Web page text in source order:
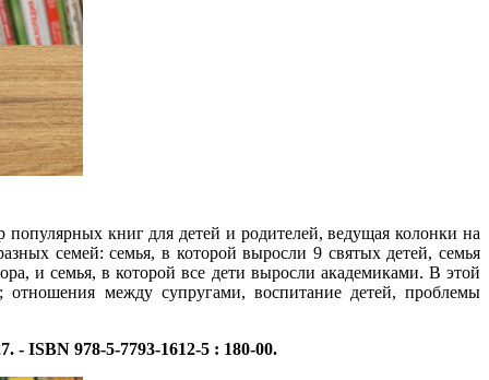
книг для детей и родителей, ведущая колонки на
семей: семья, в которой выросли 9 святых детей, семья
и семья, в которой все дети выросли академиками. В этой
отношения между супругами, воспитание детей, проблемы
- ISBN 978-5-7793-1612-5 : 180-00.